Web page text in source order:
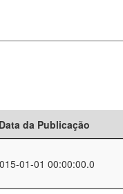
Data da Publicação
01-01 00:00:00.0